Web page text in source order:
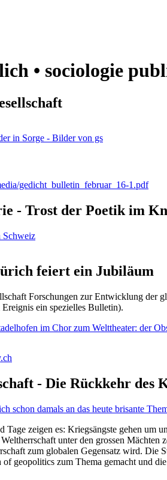
• sociologie
in Sorge - Bilder von gs
gedicht_bulletin_februar_16-1.pdf
- Trost der Poetik im
Schweiz
feiert ein Jubiläum
Forschungen zur Entwicklung der
ein spezielles Bulletin).
im Chor zum Welttheater: der
- Die Rückkehr des
schon damals an das heute brisante
Tage zeigen es: Kriegsängste gehen
unter den grossen
zum globalen Gegensatz wird.
of geopolitics zum Thema gemacht und